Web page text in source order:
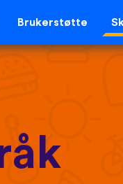
Brukerstøtte